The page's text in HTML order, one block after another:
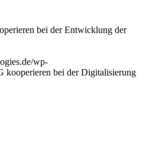
bei der Entwicklung der
wp-
kooperieren bei der Digitalisierung